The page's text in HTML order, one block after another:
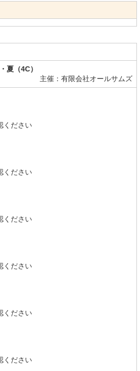
夏（4C）
主催：有限会社オールサムズ
ください
ください
ください
ください
ください
ください